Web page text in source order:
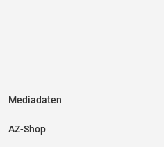
Mediadaten
AZ-Shop